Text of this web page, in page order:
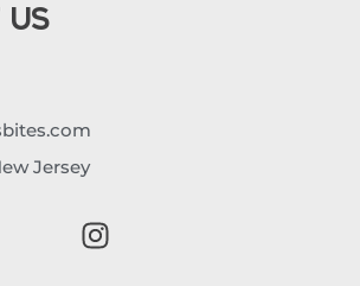
US
Jersey
I
n